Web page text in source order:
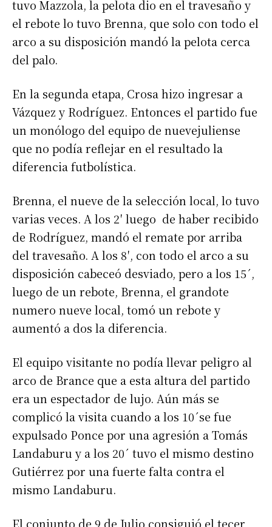
tuvo Mazzola, la pelota dio en el travesaño y
el rebote lo tuvo Brenna, que solo con todo el
arco a su disposición mandó la pelota cerca
del palo.
En la segunda etapa, Crosa hizo ingresar a
Vázquez y Rodríguez. Entonces el partido fue
un monólogo del equipo de nuevejuliense
que no podía reflejar en el resultado la
diferencia futbolística.
Brenna, el nueve de la selección local, lo tuvo
varias veces. A los 2′ luego de haber recibido
de Rodríguez, mandó el remate por arriba
del travesaño. A los 8′, con todo el arco a su
disposición cabeceó desviado, pero a los 15´,
luego de un rebote, Brenna, el grandote
numero nueve local, tomó un rebote y
aumentó a dos la diferencia.
El equipo visitante no podía llevar peligro al
arco de Brance que a esta altura del partido
era un espectador de lujo. Aún más se
complicó la visita cuando a los 10´se fue
expulsado Ponce por una agresión a Tomás
Landaburu y a los 20´ tuvo el mismo destino
Gutiérrez por una fuerte falta contra el
mismo Landaburu.
El conjunto de 9 de Julio consiguió el tecer